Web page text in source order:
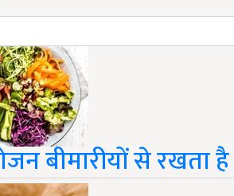
बीमारीयों से रखता